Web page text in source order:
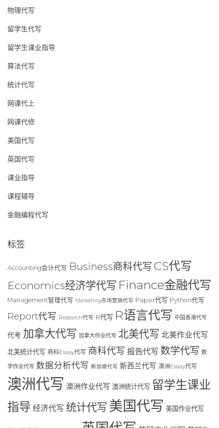
物理代写
留学生代写
留学生课业指导
算法代写
统计代写
网课代上
网课代修
美国代写
英国代写
课业指导
课程辅导
金融编程代写
标签
Accounting会计代写 Business商科代写 CS代写
Economics经济学代写 Finance金融代写
Management管理代写 Marketing市场营销代写 Paper代写 Python代写
Report代写 Research代写 R代写 R语言代写 中国香港代写
代考 加拿大代写 加拿大作业代写 北美代写 北美作业代写
北美统计代写 商科Essay代写 商科代写 报告代写 数学代写 数
学作业代写 数据分析代写 新加坡代写 新西兰代写 澳洲Essay代写
澳洲代写 澳洲作业代写 澳洲统计代写 留学生课业
指导 经济代写 统计代写 美国代写 美国作业代写